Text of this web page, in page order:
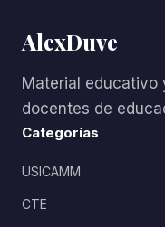
AlexDuve
Material educativo
docentes de
Categorías
USICAMM
CTE